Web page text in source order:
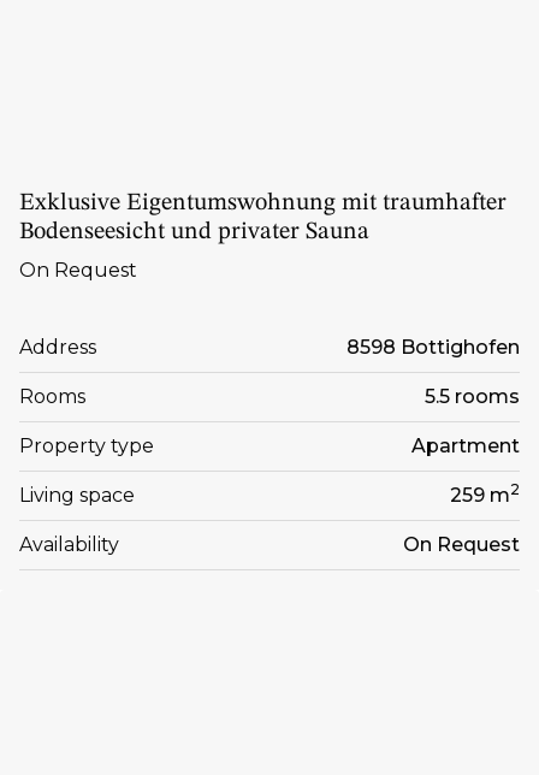
Exklusive Eigentumswohnung mit traumhafter
Bodenseesicht und privater Sauna
On Request
Address 8598 Bottighofen
Rooms 5.5 rooms
Property type Apartment
Living space 259 m2
Availability On Request